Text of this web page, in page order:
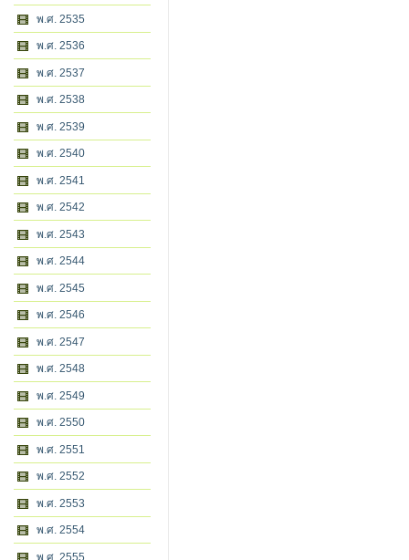
พ.ศ. 2535
พ.ศ. 2536
พ.ศ. 2537
พ.ศ. 2538
พ.ศ. 2539
พ.ศ. 2540
พ.ศ. 2541
พ.ศ. 2542
พ.ศ. 2543
พ.ศ. 2544
พ.ศ. 2545
พ.ศ. 2546
พ.ศ. 2547
พ.ศ. 2548
พ.ศ. 2549
พ.ศ. 2550
พ.ศ. 2551
พ.ศ. 2552
พ.ศ. 2553
พ.ศ. 2554
พ.ศ. 2555